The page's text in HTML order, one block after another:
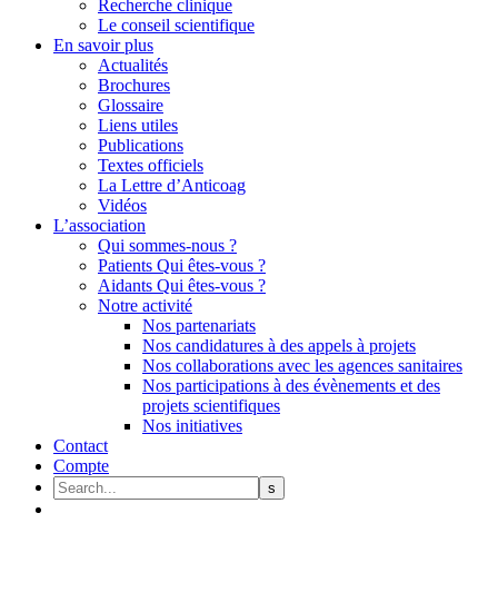
Recherche clinique
Le conseil scientifique
En savoir plus
Actualités
Brochures
Glossaire
Liens utiles
Publications
Textes officiels
La Lettre d’Anticoag
Vidéos
L’association
Qui sommes-nous ?
Patients Qui êtes-vous ?
Aidants Qui êtes-vous ?
Notre activité
Nos partenariats
Nos candidatures à des appels à projets
Nos collaborations avec les agences sanitaires
Nos participations à des évènements et des
projets scientifiques
Nos initiatives
Contact
Compte